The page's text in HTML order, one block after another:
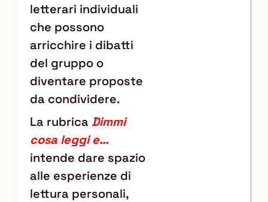
letterari individuali
che possono
arricchire i dibatti
del gruppo o
diventare proposte
da condividere.
La rubrica Dimmi
cosa leggi e…
intende dare spazio
alle esperienze di
lettura personali,